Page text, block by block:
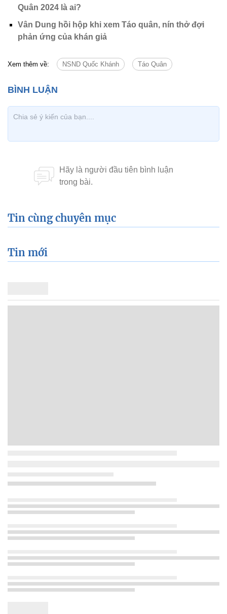
Quân 2024 là ai?
Vân Dung hồi hộp khi xem Táo quân, nín thở đợi
phản ứng của khán giả
Xem thêm về: NSND Quốc Khánh Táo Quân
Tin cùng chuyên mục
Tin mới